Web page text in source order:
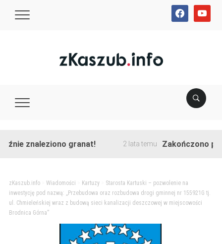
facebookyoutube
znaleziono granat! 2 lata temu Zakończono
zKaszub.info> Wiadomości Kartuzy> Starosta Kartuski – pozwolenie na
inwestycję pod nazwą: ,,Przebudowa oraz rozbudowa drogi gminnej nr 155921G tj.
ul. Chmieleńskiej wraz z budową sieci kanalizacji deszczowej w miejscowości
Brodnica Górna”